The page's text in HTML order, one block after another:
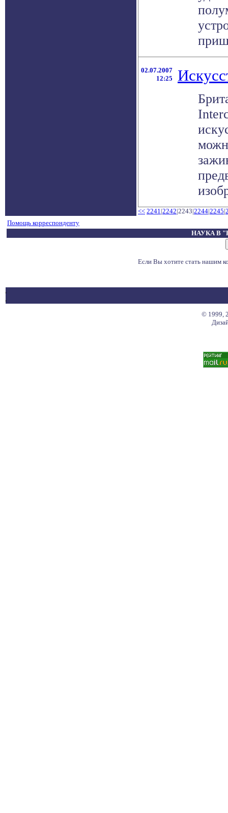
02.07.2007
12:25
<< 2241|2242|2243|2244|2245|
Помощь корреспонденту
НАУКА В
Если Вы хотите стать нашим
© 1999,